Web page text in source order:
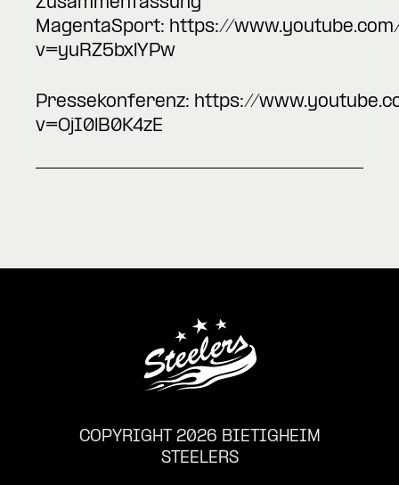
MagentaSport: https://
v=yuRZ5bxlYPw
Pressekonferenz: https://
v=OjI0lB0K4zE
COPYRIGHT 2026 BIETIGHEIM
STEELERS